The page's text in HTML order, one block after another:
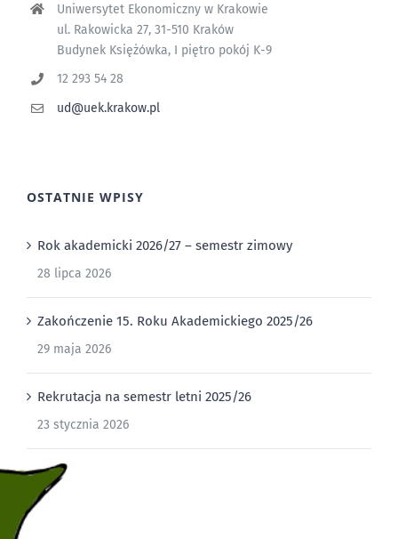
Uniwersytet Ekonomiczny w Krakowie
ul. Rakowicka 27, 31-510 Kraków
Budynek Księżówka, I piętro pokój K-9
12 293 54 28
ud@uek.krakow.pl
OSTATNIE WPISY
Rok akademicki 2026/27 – semestr zimowy
28 lipca 2026
Zakończenie 15. Roku Akademickiego 2025/26
29 maja 2026
Rekrutacja na semestr letni 2025/26
23 stycznia 2026